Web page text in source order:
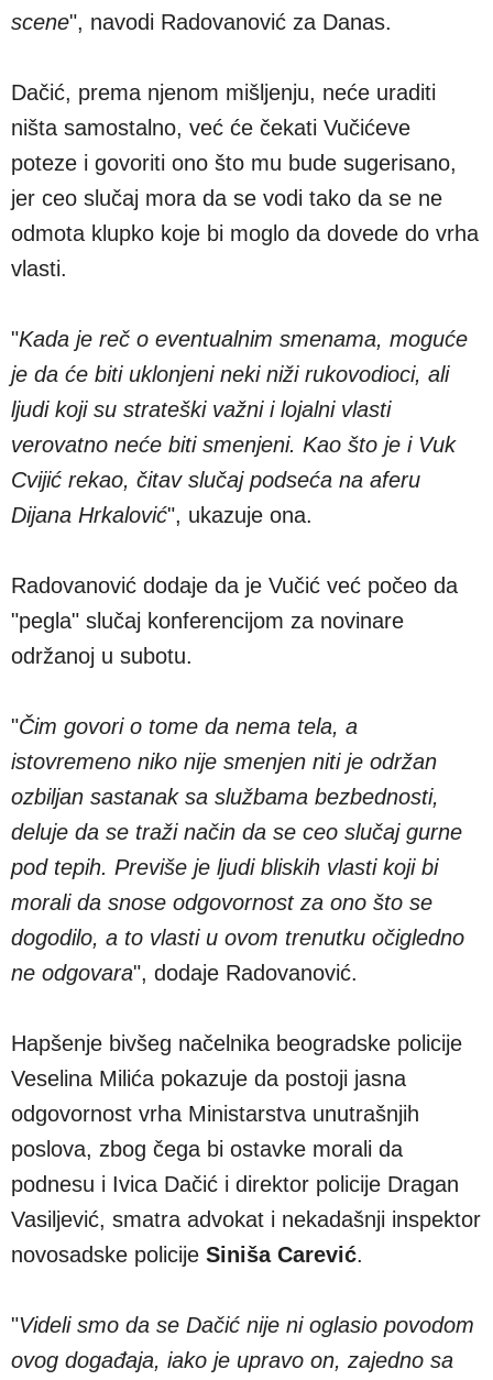
scene", navodi Radovanović za Danas.
Dačić, prema njenom mišljenju, neće uraditi
ništa samostalno, već će čekati Vučićeve
poteze i govoriti ono što mu bude sugerisano,
jer ceo slučaj mora da se vodi tako da se ne
odmota klupko koje bi moglo da dovede do vrha
vlasti.
"Kada je reč o eventualnim smenama, moguće
je da će biti uklonjeni neki niži rukovodioci, ali
ljudi koji su strateški važni i lojalni vlasti
verovatno neće biti smenjeni. Kao što je i Vuk
Cvijić rekao, čitav slučaj podseća na aferu
Dijana Hrkalović", ukazuje ona.
Radovanović dodaje da je Vučić već počeo da
"pegla" slučaj konferencijom za novinare
održanoj u subotu.
"Čim govori o tome da nema tela, a
istovremeno niko nije smenjen niti je održan
ozbiljan sastanak sa službama bezbednosti,
deluje da se traži način da se ceo slučaj gurne
pod tepih. Previše je ljudi bliskih vlasti koji bi
morali da snose odgovornost za ono što se
dogodilo, a to vlasti u ovom trenutku očigledno
ne odgovara", dodaje Radovanović.
Hapšenje bivšeg načelnika beogradske policije
Veselina Milića pokazuje da postoji jasna
odgovornost vrha Ministarstva unutrašnjih
poslova, zbog čega bi ostavke morali da
podnesu i Ivica Dačić i direktor policije Dragan
Vasiljević, smatra advokat i nekadašnji inspektor
novosadske policije Siniša Carević.
"Videli smo da se Dačić nije ni oglasio povodom
ovog događaja, iako je upravo on, zajedno sa